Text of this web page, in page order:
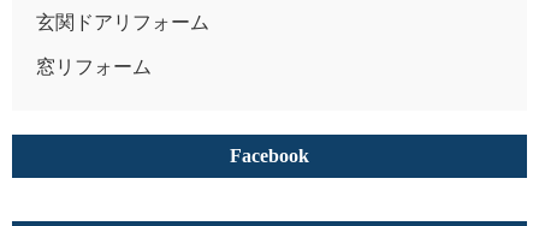
玄関ドアリフォーム
窓リフォーム
Facebook